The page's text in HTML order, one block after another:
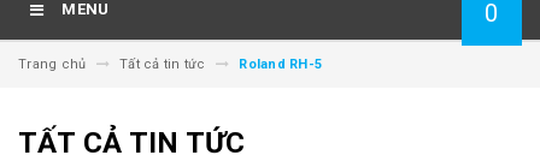
MENU 0
Trang chủ Tất cả tin tức Roland RH-5
TẤT CẢ TIN TỨC